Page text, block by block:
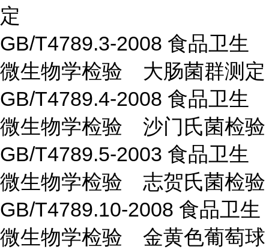
定
GB/T4789.3-2008 食品卫生
微生物学检验 大肠菌群测定
GB/T4789.4-2008 食品卫生
微生物学检验 沙门氏菌检验
GB/T4789.5-2003 食品卫生
微生物学检验 志贺氏菌检验
GB/T4789.10-2008 食品卫生
微生物学检验 金黄色葡萄球